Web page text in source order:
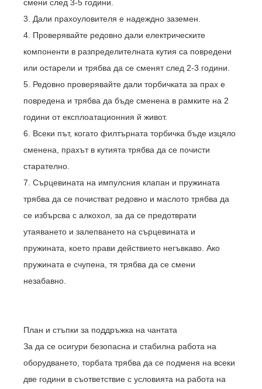
смени след 3-5 години.
3. Дали прахоуловителя е надеждно заземен.
4. Проверявайте редовно дали електрическите
компоненти в разпределителната кутия са повредени
или остарели и трябва да се сменят след 2-3 години.
5. Редовно проверявайте дали торбичката за прах е
повредена и трябва да бъде сменена в рамките на 2
години от експлоатационния й живот.
6. Всеки път, когато филтърната торбичка бъде изцяло
сменена, прахът в кутията трябва да се почисти
старателно.
7. Сърцевината на импулсния клапан и пружината
трябва да се почистват редовно и маслото трябва да
се избърсва с алкохол, за да се предотврати
утаяването и залепването на сърцевината и
пружината, което прави действието негъвкаво. Ако
пружината е счупена, тя трябва да се смени
незабавно.
План и стъпки за поддръжка на чантата
За да се осигури безопасна и стабилна работа на
оборудването, торбата трябва да се подменя на всеки
две години в съответствие с условията на работа на